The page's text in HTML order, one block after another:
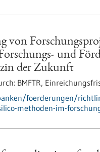
von
und
der Zukunft
BMFTR,
foerderungen/
methoden-im-